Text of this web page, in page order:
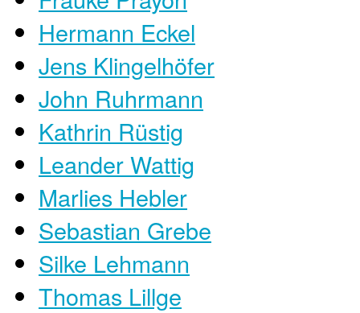
Hermann Eckel
Jens Klingelhöfer
John Ruhrmann
Kathrin Rüstig
Leander Wattig
Marlies Hebler
Sebastian Grebe
Silke Lehmann
Thomas Lillge